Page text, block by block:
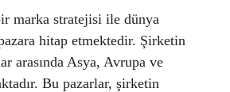
marka stratejisi ile dünya
hitap etmektedir. Şirketin
arasında Asya, Avrupa ve
Bu pazarlar, şirketin